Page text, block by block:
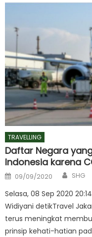
TRAVELLING
Daftar Negara
Indonesia karena
Posted
on
09/09/2020 Author
SHG
Selasa, 08 Sep 2020
Widiyani detikTravel
terus meningkat
prinsip kehati-hatian